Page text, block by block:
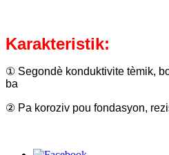
Karakteristik:
① Segondè konduktivite tèmik,
ba
② Pa koroziv pou fondasyon,